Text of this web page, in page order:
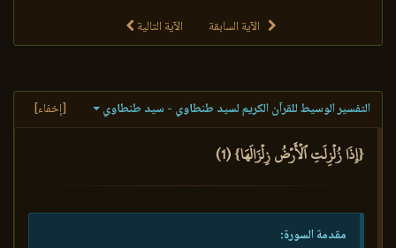
الآية السابقة الآية التالية
التفسير الوسيط للقرآن الكريم لسيد طنطاوي - سيد طنطاوي [إخفاء]
{إِذَا زُلۡزِلَتِ ٱلۡأَرۡضُ زِلۡزَالَهَا} (1)
مقدمة السورة: